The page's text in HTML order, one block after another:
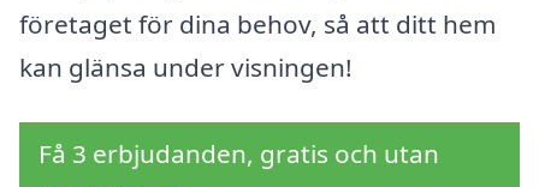
företaget för dina behov, så att ditt hem
kan glänsa under visningen!
Få 3 erbjudanden, gratis och utan